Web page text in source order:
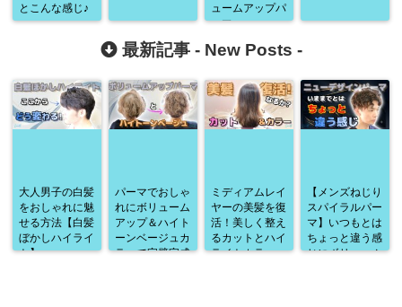
とこんな感じ♪
ュームアップパ
ーマ♪
最新記事 - New Posts -
大人男子の白髪
をおしゃれに魅
せる方法【白髪
ぼかしハイライ
ト】
パーマでおしゃ
れにボリューム
アップ＆ハイト
ーンベージュカ
ラーで完璧完成
ミディアムレイ
ヤーの美髪を復
活！美しく整え
るカットとハイ
ライトカラー
【メンズねじり
スパイラルパー
マ】いつもとは
ちょっと違う感
じにボリューム